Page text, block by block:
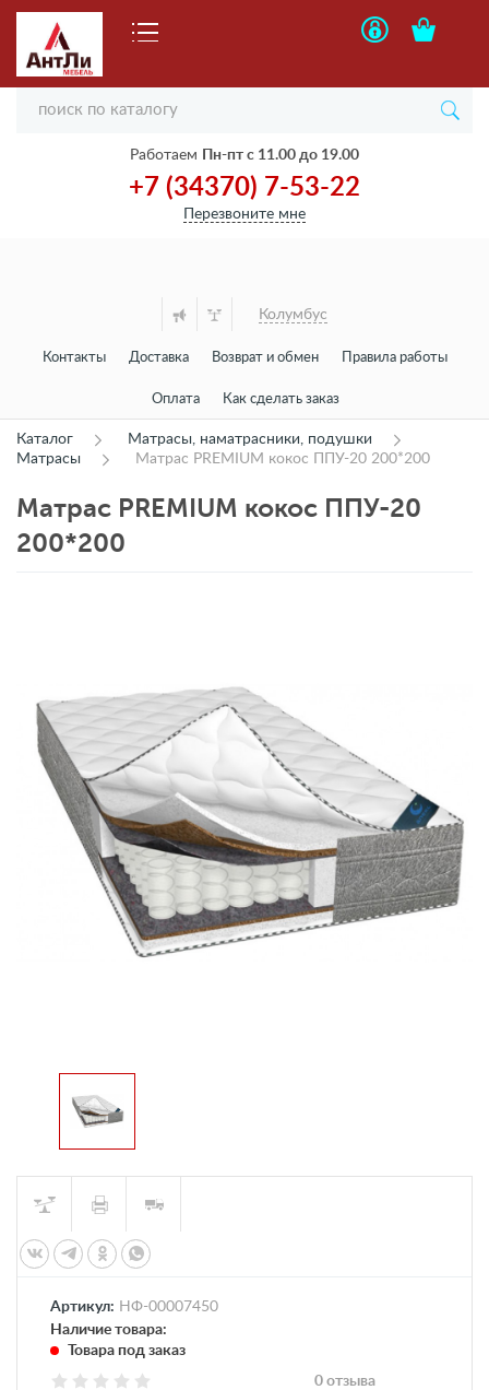
Работаем Пн-пт с 11.00 до 19.00
+7 (34370) 7-53-22
Перезвоните мне
Колумбус
Контакты Доставка Возврат и обмен Правила работы
Оплата Как сделать заказ
Каталог
Матрасы, наматрасники, подушки
Матрасы
Матрас PREMIUM кокос ППУ-20 200*200
Матрас PREMIUM кокос ППУ-20
200*200
Артикул: НФ-00007450
Наличие товара:
Товара под заказ
0 отзыва